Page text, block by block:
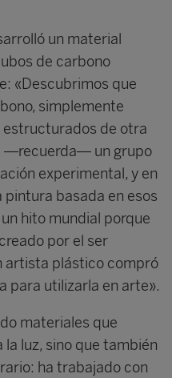
un material
de carbono
«Descubrimos que
simplemente
estructurados de otra
—recuerda— un grupo
experimental, y en
pintura basada en esos
hito mundial porque
por el ser
artista plástico compró
para utilizarla en arte».
materiales que
luz, sino que también
ha trabajado con